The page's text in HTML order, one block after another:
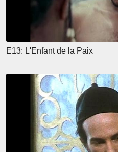
E13: L'Enfant de la Paix